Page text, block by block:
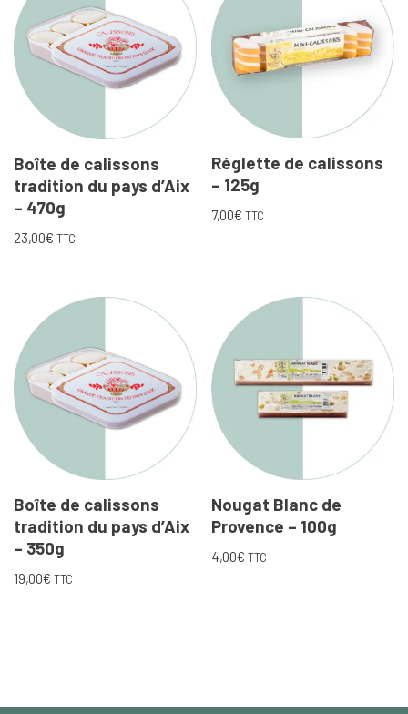
Boîte de calissons
tradition du pays d’Aix
– 470g
23,00€ TTC
Réglette de calissons
– 125g
7,00€ TTC
Boîte de calissons
tradition du pays d’Aix
– 350g
19,00€ TTC
Nougat Blanc de
Provence – 100g
4,00€ TTC